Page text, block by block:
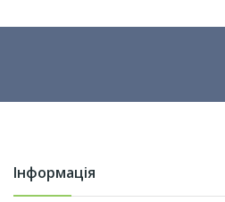
Інформація